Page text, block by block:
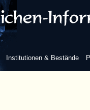
Institutionen & Bestände